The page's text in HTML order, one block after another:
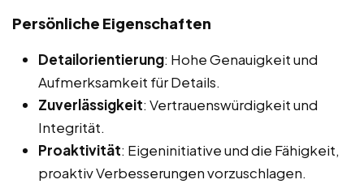
Persönliche Eigenschaften
Detailorientierung: Hohe Genauigkeit und
Aufmerksamkeit für Details.
Zuverlässigkeit: Vertrauenswürdigkeit und
Integrität.
Proaktivität: Eigeninitiative und die Fähigkeit,
proaktiv Verbesserungen vorzuschlagen.